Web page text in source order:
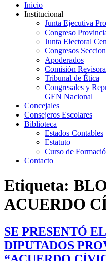
Inicio
Institucional
Junta Ejecutiva
Congreso
Junta Electoral
Congresos
Apoderados
Comisión
Tribunal de Ética
Congresales y
GEN Nacional
Concejales
Consejeros Escolares
Biblioteca
Estados Contables
Estatuto
Curso de
Contacto
Etiqueta:
ACUERDO
SE PRESENTÓ
DIPUTADOS